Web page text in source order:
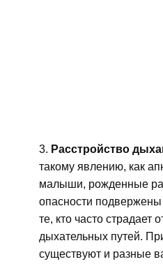
Расстройство
такому явлению, как
малыши, рожденные
опасности
те, кто часто страдает
дыхательных путей.
существуют и разные